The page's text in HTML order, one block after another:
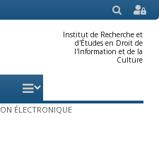
SEARCH
Institut de Recherche et
d'Études en Droit de
l'Information et de la
Culture
ÉLECTRONIQUE